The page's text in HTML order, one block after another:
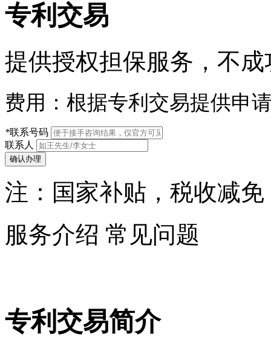
专利交易
提供授权担保服务，不成
费用：根据专利交易提供申
*联系号码
联系人
确认办理
注：国家补贴，税收减
服务介绍 常见问题
专利交易简介